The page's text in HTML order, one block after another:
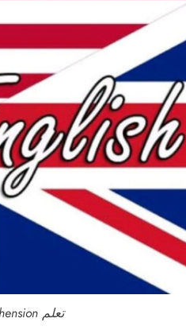
تعلم English Listening Comprehension للمبتدئين